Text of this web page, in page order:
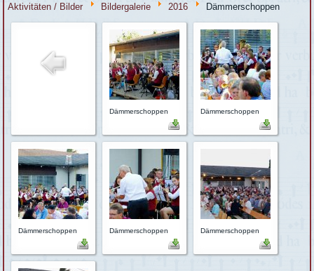
Aktivitäten / Bilder Bildergalerie 2016 Dämmerschoppen
Dämmerschoppen Dämmerschoppen
Dämmerschoppen Dämmerschoppen Dämmerschoppen